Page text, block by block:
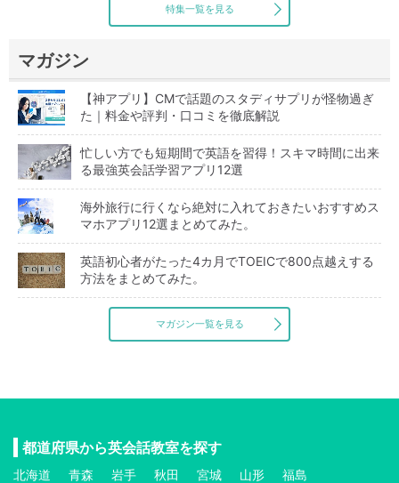
特集一覧を見る
マガジン
【神アプリ】CMで話題のスタディサプリが怪物過ぎ
た｜料金や評判・口コミを徹底解説
忙しい方でも短期間で英語を習得！スキマ時間に出来
る最強英会話学習アプリ12選
海外旅行に行くなら絶対に入れておきたいおすすめス
マホアプリ12選まとめてみた。
英語初心者がたった4カ月でTOEICで800点越えする
方法をまとめてみた。
マガジン一覧を見る
都道府県から英会話教室を探す
北海道 青森 岩手 秋田 宮城 山形 福島